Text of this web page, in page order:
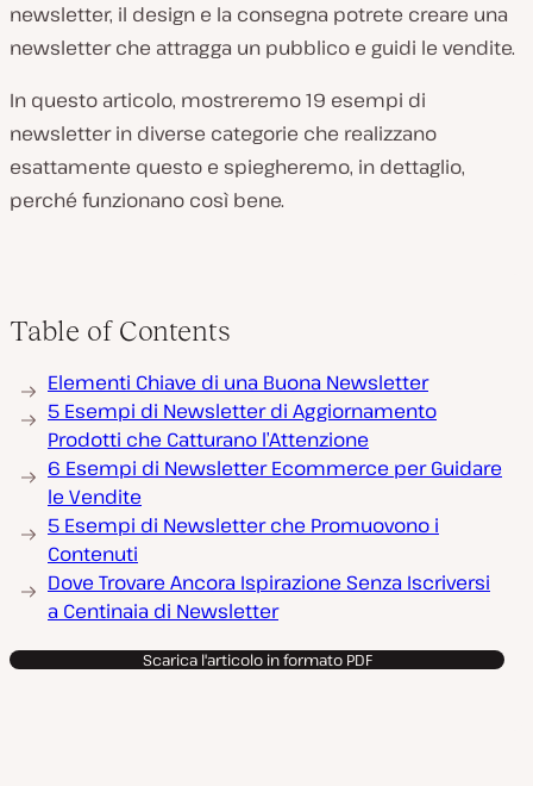
newsletter, il design e la consegna potrete creare una
newsletter che attragga un pubblico e guidi le vendite.
In questo articolo, mostreremo 19 esempi di
newsletter in diverse categorie che realizzano
esattamente questo e spiegheremo, in dettaglio,
perché funzionano così bene.
Table of Contents
Elementi Chiave di una Buona Newsletter
5 Esempi di Newsletter di Aggiornamento
Prodotti che Catturano l’Attenzione
6 Esempi di Newsletter Ecommerce per Guidare
le Vendite
5 Esempi di Newsletter che Promuovono i
Contenuti
Dove Trovare Ancora Ispirazione Senza Iscriversi
a Centinaia di Newsletter
Scarica l'articolo in formato PDF